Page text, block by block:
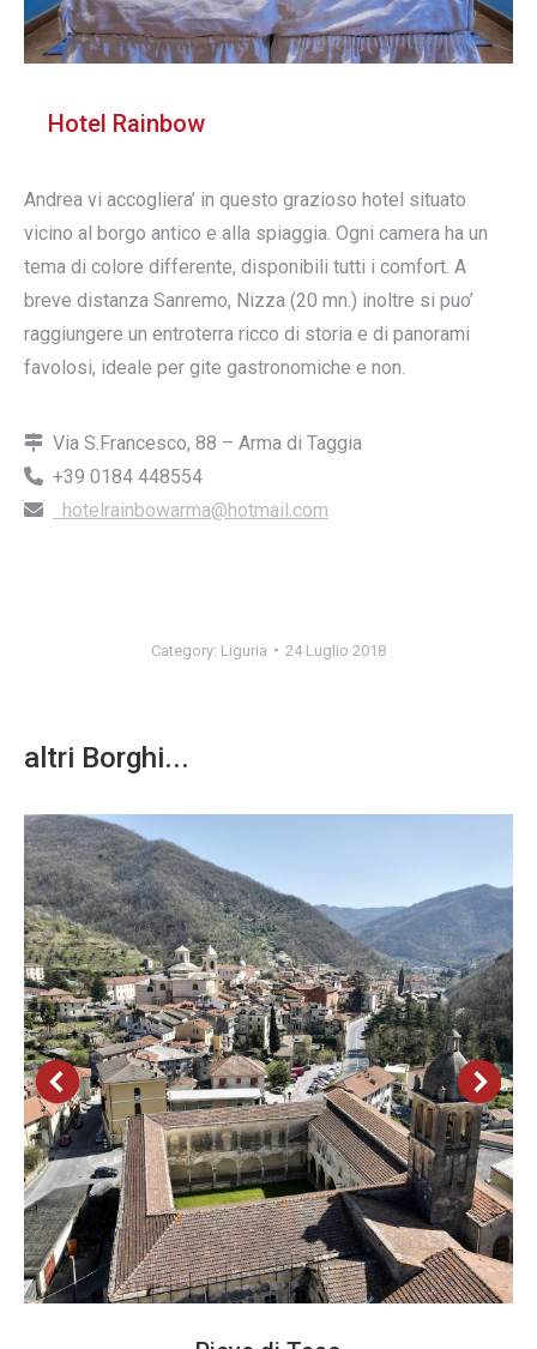
Hotel Rainbow
Andrea vi accogliera’ in questo grazioso hotel situato
vicino al borgo antico e alla spiaggia. Ogni camera ha un
tema di colore differente, disponibili tutti i comfort. A
breve distanza Sanremo, Nizza (20 mn.) inoltre si puo’
raggiungere un entroterra ricco di storia e di panorami
favolosi, ideale per gite gastronomiche e non.
Via S.Francesco, 88 – Arma di Taggia
+39 0184 448554
hotelrainbowarma@hotmail.com
Category: Liguria 24 Luglio 2018
altri Borghi...